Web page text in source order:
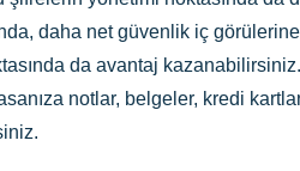
daha net güvenlik iç
da avantaj kazanabilirsiniz.
notlar, belgeler, kredi